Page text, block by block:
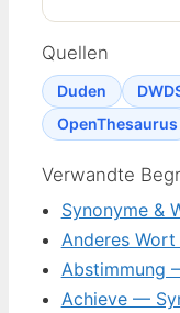
Quellen
Duden
OpenThesaurus
Verwandte
Synonyme &
Anderes
Abstimmung
Achieve —